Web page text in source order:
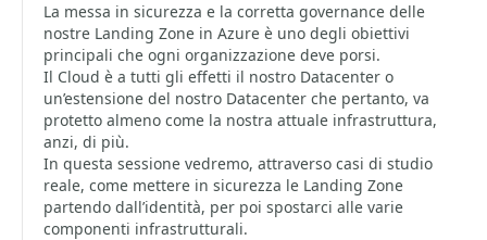
La messa in sicurezza e la corretta governance delle
nostre Landing Zone in Azure è uno degli obiettivi
principali che ogni organizzazione deve porsi.
Il Cloud è a tutti gli effetti il nostro Datacenter o
un’estensione del nostro Datacenter che pertanto, va
protetto almeno come la nostra attuale infrastruttura,
anzi, di più.
In questa sessione vedremo, attraverso casi di studio
reale, come mettere in sicurezza le Landing Zone
partendo dall’identità, per poi spostarci alle varie
componenti infrastrutturali.